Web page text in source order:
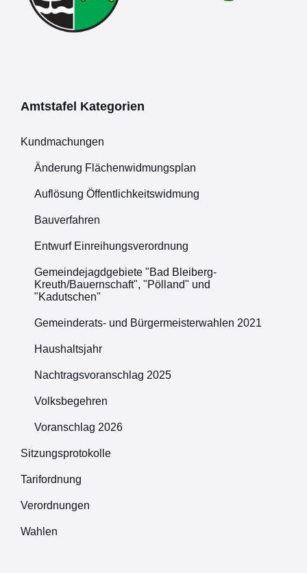
Amtstafel Kategorien
Kundmachungen
Änderung Flächenwidmungsplan
Auflösung Öffentlichkeitswidmung
Bauverfahren
Entwurf Einreihungsverordnung
Gemeindejagdgebiete "Bad Bleiberg-
Kreuth/Bauernschaft", "Pölland" und
"Kadutschen"
Gemeinderats- und Bürgermeisterwahlen 2021
Haushaltsjahr
Nachtragsvoranschlag 2025
Volksbegehren
Voranschlag 2026
Sitzungsprotokolle
Tarifordnung
Verordnungen
Wahlen